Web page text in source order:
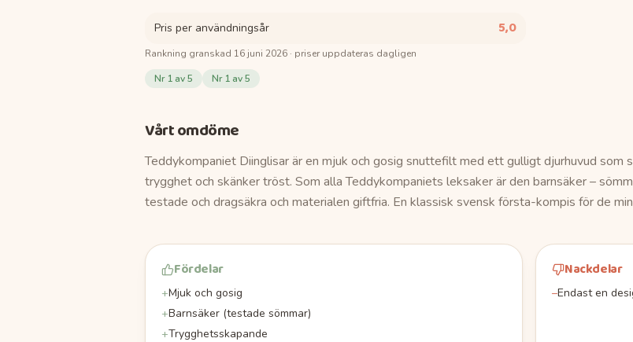
Pris per användningsår 5,0
Rankning granskad 16 juni 2026 · priser uppdateras dagligen
Nr 1 av 5 Nr 1 av 5
Vårt omdöme
Teddykompaniet Diinglisar är en mjuk och gosig snuttefilt med ett gulligt djurhuvud som
trygghet och skänker tröst. Som alla Teddykompaniets leksaker är den barnsäker –
testade och dragsäkra och materialen giftfria. En klassisk svensk första-kompis för de
Fördelar
+Mjuk och gosig
+Barnsäker (testade sömmar)
+Trygghetsskapande
Nackdelar
–Endast en